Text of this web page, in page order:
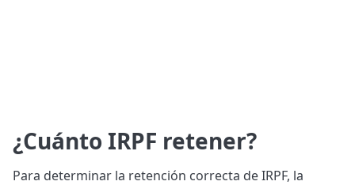
¿Cuánto IRPF retener?
Para determinar la retención correcta de IRPF, la